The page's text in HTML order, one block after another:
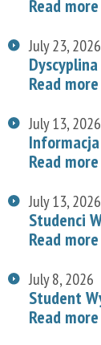
Read more
July 23, 2026
Read more
July 13, 2026
Read more
July 13, 2026
Studenci
Read more
July 8, 2026
Student
Read more